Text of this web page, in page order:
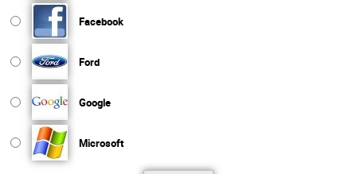
Facebook
Ford
Google
Microsoft